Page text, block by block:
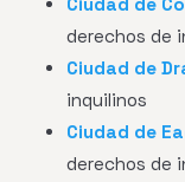
derechos de
Ciudad de
inquilinos
Ciudad de
derechos de